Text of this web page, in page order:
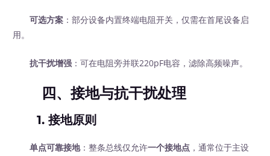
可选方案 ：部分设备内置终端电阻开关，仅需在首尾设备启
用。
抗干扰增强 ：可在电阻旁并联220pF电容，滤除高频噪声。
四、接地与抗干扰处理
1. 接地原则
单点可靠接地：整条总线仅允许一个接地点 ，通常位于主设